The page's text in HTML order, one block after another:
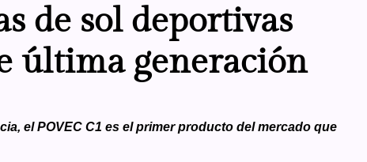
de sol deportivas
última generación
el POVEC C1 es el primer producto del mercado que